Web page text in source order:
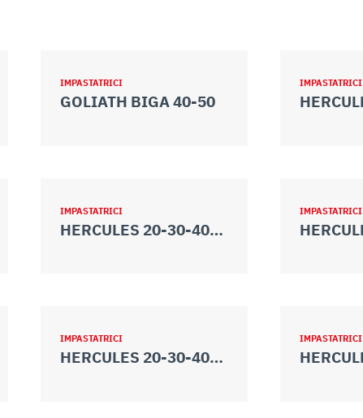
IMPASTATRICI
GOLIATH BIGA 40-50
IMPASTATRICI
IMPASTATRICI
HERCULES 20-30-40-50 2V
IMPASTATRICI
IMPASTATRICI
HERCULES 20-30-40-50 TA
IMPASTATRICI